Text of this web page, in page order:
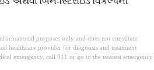
purposes only and does not constitute
healthcare provider for diagnosis and treatment
emergency, call 911 or go to the nearest emergency